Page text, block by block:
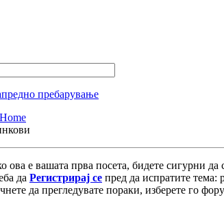
пребарување
ова е вашата прва посета, бидете сигурни да
да Регистрирај се пред да испратите тема:
да прегледувате пораки, изберете го